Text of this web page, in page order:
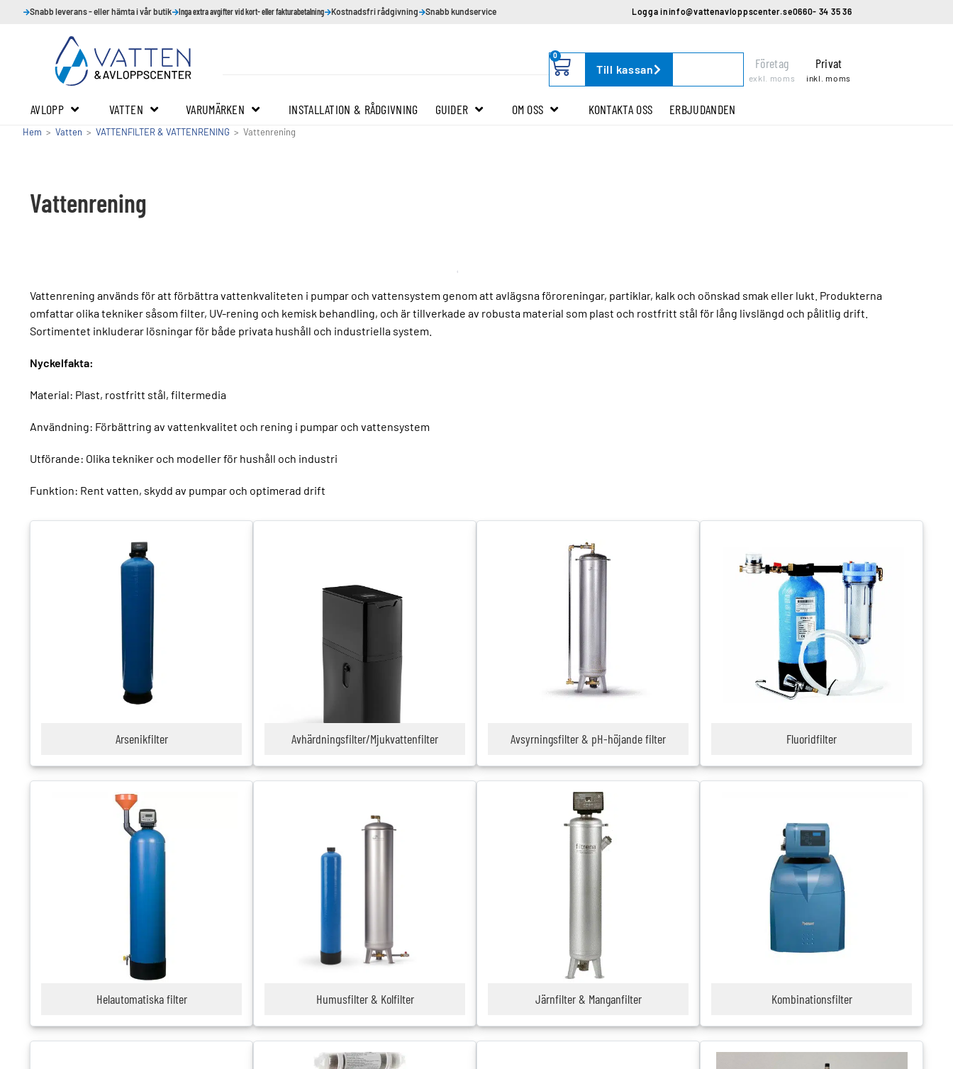
Snabb leverans - eller hämta i vår butik Inga extra avgifter vid kort- eller fakturabetalning Kostnadsfri rådgivning Snabb kundservice Logga ininfo@vattenavloppscenter.se0660- 34 35 36
0
Till kassan Företag
exkl. moms
Privat
inkl. moms
AVLOPP VATTEN VARUMÄRKEN INSTALLATION & RÅDGIVNING GUIDER OM OSS KONTAKTA OSS ERBJUDANDEN
Hem > Vatten > VATTENFILTER & VATTENRENING > Vattenrening
Vattenrening
Vattenrening används för att förbättra vattenkvaliteten i pumpar och vattensystem genom att avlägsna föroreningar, partiklar, kalk och oönskad smak eller lukt. Produkterna
omfattar olika tekniker såsom filter, UV-rening och kemisk behandling, och är tillverkade av robusta material som plast och rostfritt stål för lång livslängd och pålitlig drift.
Sortimentet inkluderar lösningar för både privata hushåll och industriella system.
Nyckelfakta:
Material: Plast, rostfritt stål, filtermedia
Användning: Förbättring av vattenkvalitet och rening i pumpar och vattensystem
Utförande: Olika tekniker och modeller för hushåll och industri
Funktion: Rent vatten, skydd av pumpar och optimerad drift
Arsenikfilter Avhärdningsfilter/Mjukvattenfilter Avsyrningsfilter & pH-höjande filter Fluoridfilter
Helautomatiska filter Humusfilter & Kolfilter Järnfilter & Manganfilter Kombinationsfilter